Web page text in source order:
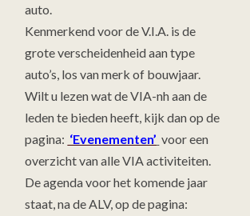
auto.
Kenmerkend voor de V.I.A. is de
grote verscheidenheid aan type
auto’s, los van merk of bouwjaar.
Wilt u lezen wat de VIA-nh aan de
leden te bieden heeft, kijk dan op de
pagina: ‘Evenementen’ voor een
overzicht van alle VIA activiteiten.
De agenda voor het komende jaar
staat, na de ALV, op de pagina: